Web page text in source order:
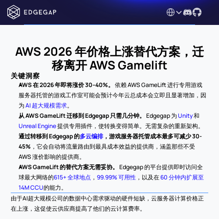
Select Language
AWS 2026 年价格上涨替代方案，迁
移离开 AWS Gamelift
关键洞察
AWS 在 2026 年即将涨价 30–40%。 依赖 AWS GameLift 进行专用游戏
服务器托管的游戏工作室可能会预计今年云总成本会立即且显著增加，因
为 AI 超大规模需求。
从 AWS GameLift 迁移到 Edgegap 只需几分钟。 Edgegap 为 Unity
Unreal Engine 提供专用插件，使转换变得简单。无需复杂的重新架构。
通过转移到 Edgegap 的多云编排 ，游戏服务器托管成本最多可减少 30-
45% ，它会自动将流量路由到最具成本效益的提供商，涵盖那些不受
AWS 涨价影响的提供商。
AWS GameLift 的替代方案无需妥协。 Edgegap 的平台提供即时访问全
球最大网络的615+ 全球地点 ，99.99% 可用性 ，以及在 60 分钟内扩展至
14M CCU的能力。
由于AI超大规模公司的数据中心需求驱动的硬件短缺，云服务器计算价格正
在上涨，这促使云供应商提高了他们的云计算费率。